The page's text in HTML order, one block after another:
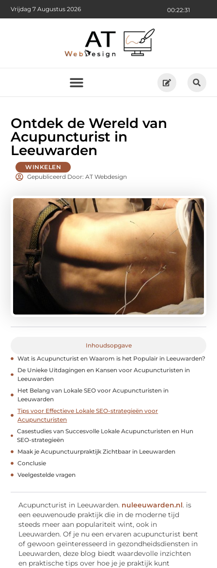
00:22:32
Vrijdag 7 Augustus 2026
Ontdek de Wereld van
Acupuncturist in
Leeuwarden
WINKELEN
Gepubliceerd Door: AT Webdesign
Inhoudsopgave
Wat is Acupuncturist en Waarom is het Populair in Leeuwarden?
De Unieke Uitdagingen en Kansen voor Acupuncturisten in
Leeuwarden
Het Belang van Lokale SEO voor Acupuncturisten in
Leeuwarden
Tips voor Effectieve Lokale SEO-strategieën voor
Acupuncturisten
Casestudies van Succesvolle Lokale Acupuncturisten en Hun
SEO-strategieën
Maak je Acupunctuurpraktijk Zichtbaar in Leeuwarden
Conclusie
Veelgestelde vragen
Acupuncturist in Leeuwarden. nuleeuwarden.nl. is
een eeuwenoude praktijk die in de moderne tijd
steeds meer aan populariteit wint, ook in
Leeuwarden. Of je nu een ervaren acupuncturist bent
of gewoon geïnteresseerd in gezondheidsdiensten in
Leeuwarden, deze blog biedt waardevolle inzichten
en praktische tips over hoe je je praktijk kunt